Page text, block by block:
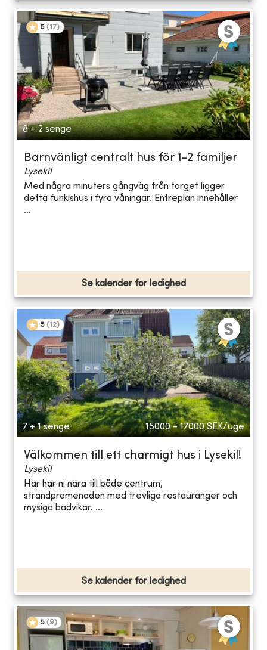
5 (17)
8 + 2 senge
Barnvänligt centralt hus för 1-2 familjer
Lysekil
Med några minuters gångväg från torget ligger
detta funkishus i fyra våningar. Entreplan innehåller
...
Se kalender for ledighed
5 (12)
7 + 1 senge 15000 - 17000 SEK/uge
Välkommen till ett charmigt hus i Lysekil!
Lysekil
Här har ni nära till både centrum,
strandpromenaden med trevliga restauranger och
mysiga badvikar. ...
Se kalender for ledighed
5 (9)